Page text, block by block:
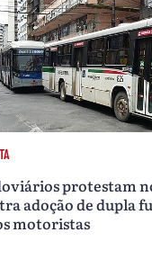
protestam
adoção de dupla
motoristas